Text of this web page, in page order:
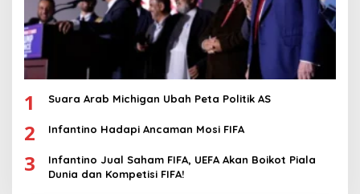
1 Suara Arab Michigan Ubah Peta Politik AS
2 Infantino Hadapi Ancaman Mosi FIFA
3
Infantino Jual Saham FIFA, UEFA Akan Boikot Piala
Dunia dan Kompetisi FIFA!